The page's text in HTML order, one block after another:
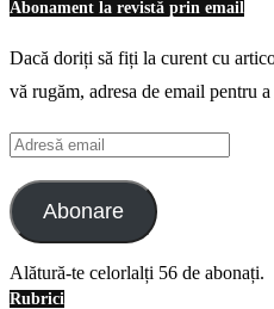
Abonament la revistă prin email
Dacă doriți să fiți la curent cu
vă rugăm, adresa de email pentru
Adresă
email
Abonare
Alătură-te celorlalți 56 de abonați.
Rubrici